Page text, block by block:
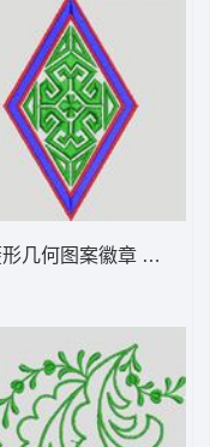
几何图案徽章 植物花